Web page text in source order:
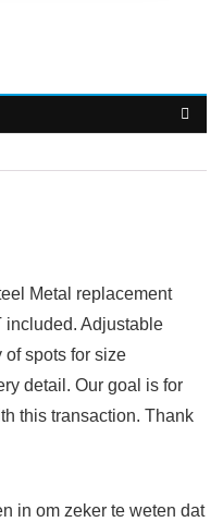
Metal replacement
included. Adjustable
of spots for size
detail. Our goal is for
this transaction. Thank
in om zeker te weten dat